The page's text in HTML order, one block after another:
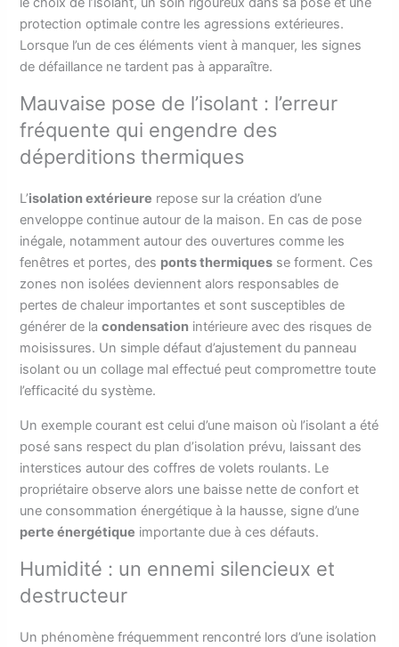
protection optimale contre les agressions extérieures.
Lorsque l’un de ces éléments vient à manquer, les signes
de défaillance ne tardent pas à apparaître.
Mauvaise pose de l’isolant : l’erreur
fréquente qui engendre des
déperditions thermiques
L’isolation extérieure repose sur la création d’une
enveloppe continue autour de la maison. En cas de pose
inégale, notamment autour des ouvertures comme les
fenêtres et portes, des ponts thermiques se forment. Ces
zones non isolées deviennent alors responsables de
pertes de chaleur importantes et sont susceptibles de
générer de lacondensation intérieure avec des risques de
moisissures. Un simple défaut d’ajustement du panneau
isolant ou un collage mal effectué peut compromettre toute
l’efficacité du système.
Un exemple courant est celui d’une maison où l’isolant a été
posé sans respect du plan d’isolation prévu, laissant des
interstices autour des coffres de volets roulants. Le
propriétaire observe alors une baisse nette de confort et
une consommation énergétique à la hausse, signe d’une
perte énergétique importante due à ces défauts.
Humidité : un ennemi silencieux et
destructeur
Un phénomène fréquemment rencontré lors d’une isolation